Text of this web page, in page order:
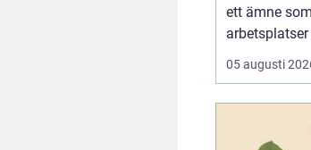
ett ämne
sig för när
trivsel och
05 augusti